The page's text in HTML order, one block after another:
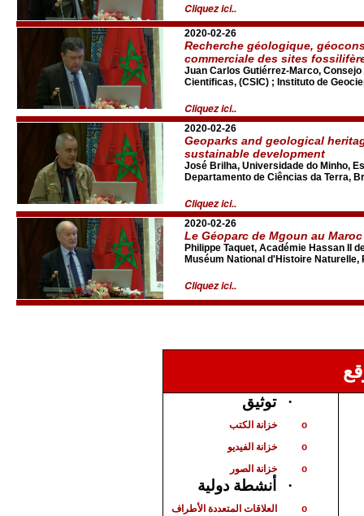
Cliquez ici..
2020-02-26
Recherche géologique,
commerciale des sites
Juan Carlos Gutiérrez-Marco,
Cientificas, (CSIC) ; Instituto de
Cliquez ici..
2020-02-26
Geoparks and geological
sustainable development
José Brilha, Universidade do Minho,
Departamento de Ciências da Terra,
Cliquez ici..
2020-02-26
Le Géoparc de Mgoun au Maroc
Philippe Taquet, Académie Hassan II
Muséum National d'Histoire Naturelle,
Cliquez ici..
· توثيق
o خزانة الكتب
o خزانة الفيديو
o خزانة الصور
· أنشطة دولية
o العلاقات المتعددة الأطراف